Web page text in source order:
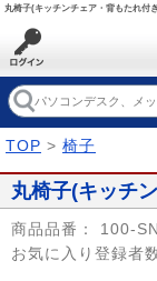
丸椅子(キッチンチェア・背もたれ付
TOP > 椅子
丸椅子(キッチ
商品品番：
100-
お気に入り登録者